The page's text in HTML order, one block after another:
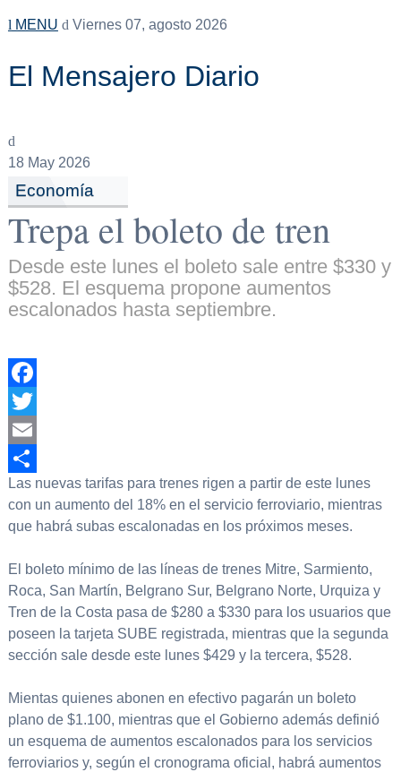
MENU Viernes 07, agosto 2026
El Mensajero Diario
18May 2026
Economía
Trepa el boleto de tren
Desde este lunes el boleto sale entre $330 y
$528. El esquema propone aumentos
escalonados hasta septiembre.
Facebook
Twitter
Email
Compartir
Las nuevas tarifas para trenes rigen a partir de este lunes
con un aumento del 18% en el servicio ferroviario, mientras
que habrá subas escalonadas en los próximos meses.
El boleto mínimo de las líneas de trenes Mitre, Sarmiento,
Roca, San Martín, Belgrano Sur, Belgrano Norte, Urquiza y
Tren de la Costa pasa de $280 a $330 para los usuarios que
poseen la tarjeta SUBE registrada, mientras que la segunda
sección sale desde este lunes $429 y la tercera, $528.
Mientas quienes abonen en efectivo pagarán un boleto
plano de $1.100, mientras que el Gobierno además definió
un esquema de aumentos escalonados para los servicios
ferroviarios y, según el cronograma oficial, habrá aumentos